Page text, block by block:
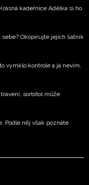
kadeřnice Adélka si ho
sebe? Okopírujte jejich šatník
vymklo kontrole a já nevím,
sorbitol může
Podle něj však poznáte